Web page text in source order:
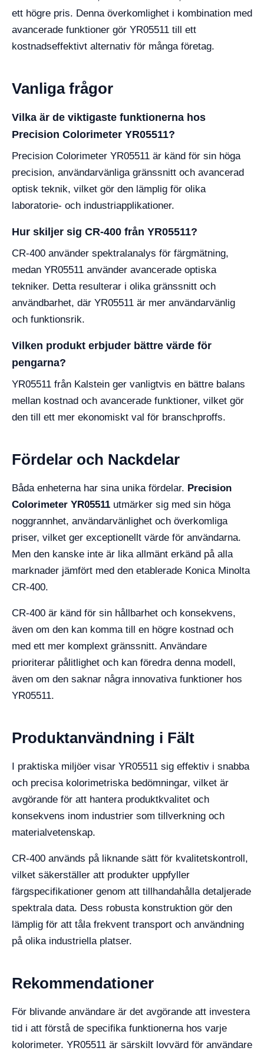
ett högre pris. Denna överkomlighet i kombination med
avancerade funktioner gör YR05511 till ett
kostnadseffektivt alternativ för många företag.
Vanliga frågor
Vilka är de viktigaste funktionerna hos
Precision Colorimeter YR05511?
Precision Colorimeter YR05511 är känd för sin höga
precision, användarvänliga gränssnitt och avancerad
optisk teknik, vilket gör den lämplig för olika
laboratorie- och industriapplikationer.
Hur skiljer sig CR-400 från YR05511?
CR-400 använder spektralanalys för färgmätning,
medan YR05511 använder avancerade optiska
tekniker. Detta resulterar i olika gränssnitt och
användbarhet, där YR05511 är mer användarvänlig
och funktionsrik.
Vilken produkt erbjuder bättre värde för
pengarna?
YR05511 från Kalstein ger vanligtvis en bättre balans
mellan kostnad och avancerade funktioner, vilket gör
den till ett mer ekonomiskt val för branschproffs.
Fördelar och Nackdelar
Båda enheterna har sina unika fördelar. Precision
Colorimeter YR05511 utmärker sig med sin höga
noggrannhet, användarvänlighet och överkomliga
priser, vilket ger exceptionellt värde för användarna.
Men den kanske inte är lika allmänt erkänd på alla
marknader jämfört med den etablerade Konica Minolta
CR-400.
CR-400 är känd för sin hållbarhet och konsekvens,
även om den kan komma till en högre kostnad och
med ett mer komplext gränssnitt. Användare
prioriterar pålitlighet och kan föredra denna modell,
även om den saknar några innovativa funktioner hos
YR05511.
Produktanvändning i Fält
I praktiska miljöer visar YR05511 sig effektiv i snabba
och precisa kolorimetriska bedömningar, vilket är
avgörande för att hantera produktkvalitet och
konsekvens inom industrier som tillverkning och
materialvetenskap.
CR-400 används på liknande sätt för kvalitetskontroll,
vilket säkerställer att produkter uppfyller
färgspecifikationer genom att tillhandahålla detaljerade
spektrala data. Dess robusta konstruktion gör den
lämplig för att tåla frekvent transport och användning
på olika industriella platser.
Rekommendationer
För blivande användare är det avgörande att investera
tid i att förstå de specifika funktionerna hos varje
kolorimeter. YR05511 är särskilt lovvärd för användare